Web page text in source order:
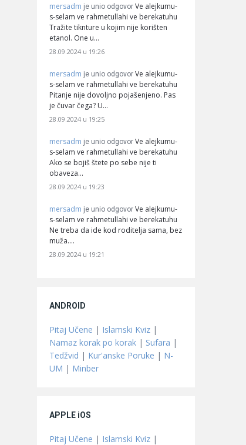
mersadm je unio odgovor Ve alejkumu-
s-selam ve rahmetullahi ve berekatuhu
Tražite tiknture u kojim nije korišten
etanol. One u…
28.09.2024 u 19:26
mersadm je unio odgovor Ve alejkumu-
s-selam ve rahmetullahi ve berekatuhu
Pitanje nije dovoljno pojašenjeno. Pas
je čuvar čega? U…
28.09.2024 u 19:25
mersadm je unio odgovor Ve alejkumu-
s-selam ve rahmetullahi ve berekatuhu
Ako se bojiš štete po sebe nije ti
obaveza…
28.09.2024 u 19:23
mersadm je unio odgovor Ve alejkumu-
s-selam ve rahmetullahi ve berekatuhu
Ne treba da ide kod roditelja sama, bez
muža.…
28.09.2024 u 19:21
ANDROID
Pitaj Učene | Islamski Kviz |
Namaz korak po korak | Sufara |
Tedžvid | Kur'anske Poruke | N-
UM | Minber
APPLE iOS
Pitaj Učene | Islamski Kviz |